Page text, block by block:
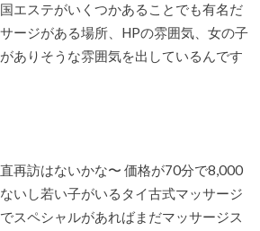
エステがいくつかあることでも有名だ
ージがある場所、HPの雰囲気、女の子
ありそうな雰囲気を出しているんです
再訪はないかな〜 価格が70分で8,000
いし若い子がいるタイ古式マッサージ
スペシャルがあればまだマッサージス